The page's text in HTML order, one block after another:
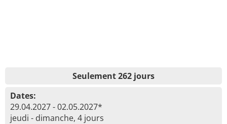
Seulement 262 jours
Dates:
29.04.2027 - 02.05.2027*
jeudi - dimanche, 4 jours